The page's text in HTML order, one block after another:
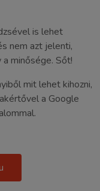
is lehet
nem azt jelenti,
a minősége. Sőt!
mit lehet kihozni,
a Google